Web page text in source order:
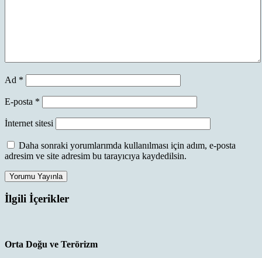
Ad *
E-posta *
İnternet sitesi
Daha sonraki yorumlarımda kullanılması için adım, e-posta
adresim ve site adresim bu tarayıcıya kaydedilsin.
İlgili İçerikler
Orta Doğu ve Terörizm